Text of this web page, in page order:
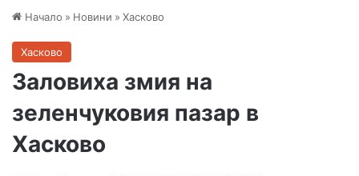
Начало » Новини » Хасково
Хасково
Заловиха змия на
зеленчуковия пазар в
Хасково